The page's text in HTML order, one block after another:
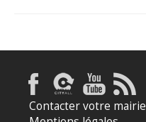
Contacter votre mairie